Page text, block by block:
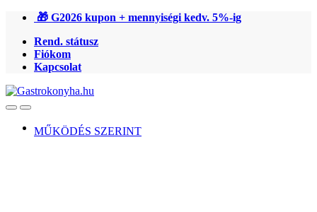
Ugrás
navigációhoz
Ugrás
tartalomra
🎁 G2026 kupon + mennyiségi kedv. 5%-ig
Rend. státusz
Fiókom
Kapcsolat
OpenClose
MŰKÖDÉS SZERINT